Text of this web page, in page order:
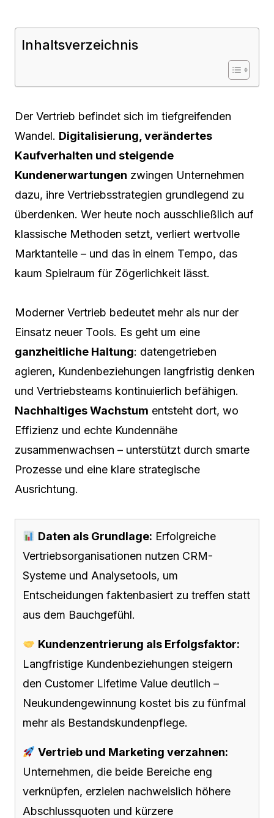
Inhaltsverzeichnis
Der Vertrieb befindet sich im tiefgreifenden
Wandel. Digitalisierung, verändertes
Kaufverhalten und steigende
Kundenerwartungen zwingen Unternehmen
dazu, ihre Vertriebsstrategien grundlegend zu
überdenken. Wer heute noch ausschließlich auf
klassische Methoden setzt, verliert wertvolle
Marktanteile – und das in einem Tempo, das
kaum Spielraum für Zögerlichkeit lässt.
Moderner Vertrieb bedeutet mehr als nur der
Einsatz neuer Tools. Es geht um eine
ganzheitliche Haltung: datengetrieben
agieren, Kundenbeziehungen langfristig denken
und Vertriebsteams kontinuierlich befähigen.
Nachhaltiges Wachstum entsteht dort, wo
Effizienz und echte Kundennähe
zusammenwachsen – unterstützt durch smarte
Prozesse und eine klare strategische
Ausrichtung.
Daten als Grundlage: Erfolgreiche
Vertriebsorganisationen nutzen CRM-
Systeme und Analysetools, um
Entscheidungen faktenbasiert zu treffen statt
aus dem Bauchgefühl.
Kundenzentrierung als Erfolgsfaktor:
Langfristige Kundenbeziehungen steigern
den Customer Lifetime Value deutlich –
Neukundengewinnung kostet bis zu fünfmal
mehr als Bestandskundenpflege.
Vertrieb und Marketing verzahnen:
Unternehmen, die beide Bereiche eng
verknüpfen, erzielen nachweislich höhere
Abschlussquoten und kürzere